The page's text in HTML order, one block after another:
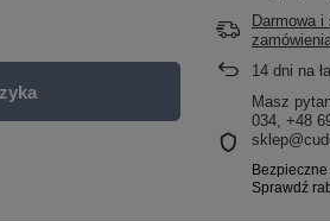
Darmowa
14 dni na
Masz
034, +48